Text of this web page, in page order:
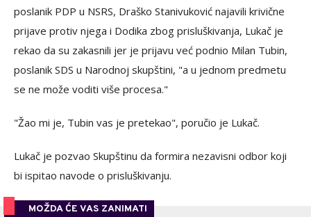
poslanik PDP u NSRS, Draško Stanivuković najavili krivične
prijave protiv njega i Dodika zbog prisluškivanja, Lukač je
rekao da su zakasnili jer je prijavu već podnio Milan Tubin,
poslanik SDS u Narodnoj skupštini, "a u jednom predmetu
se ne može voditi više procesa."
"Žao mi je, Tubin vas je pretekao", poručio je Lukač.
Lukač je pozvao Skupštinu da formira nezavisni odbor koji
bi ispitao navode o prisluškivanju.
MOŽDA ĆE VAS ZANIMATI